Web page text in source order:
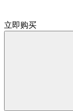
立即购买